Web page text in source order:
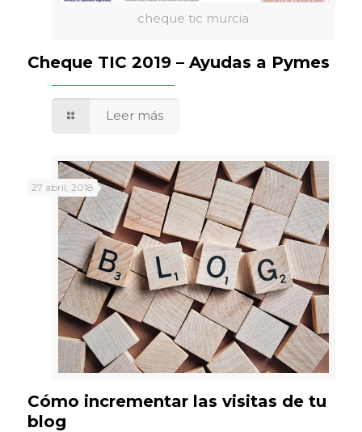
cheque tic murcia
Cheque TIC 2019 – Ayudas a Pymes
Leer más
27 abril, 2018
Cómo incrementar las visitas de tu
blog